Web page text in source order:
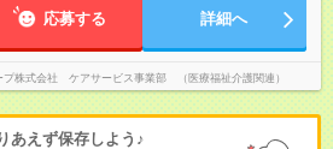
応募する 詳細へ
プ株式会社 ケアサービス事業部 （医療福祉介護関連）
あえず保存しよう♪